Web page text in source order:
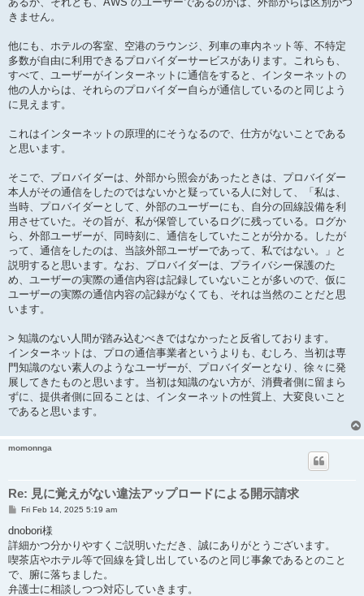
きません。
他にも、ホテルの客室、空港のラウンジ、列車の車内ネット等、不特定
多数が自由に利用できるプロバイダーサービスがあります。これらも、
すべて、ユーザーがインターネットに通信をすると、インターネットの
他の人からは、それらのプロバイダー自らが通信しているのと同じよう
に見えます。
これはインターネットの原理的にそうなるので、仕方がないことである
と思います。
そこで、プロバイダーは、外部から照会があったときは、プロバイダー
本人がその通信をしたのではないかと疑っている人に対して、「私は、
当時、プロバイダーとして、外部のユーザーにも、自分の回線設備を利
用させていた。その旨が、私が保管しているログに残っている。ログか
ら、外部ユーザーが、同時刻に、通信をしていたことが分かる。したが
って、通信をしたのは、当該外部ユーザーであって、私ではない。」と
説明すると思います。なお、プロバイダーは、プライバシー保護のた
め、ユーザーの実際の通信内容は記録していないことが多いので、仮に
ユーザーの実際の通信内容の記録がなくても、それは当然のことだと思
います。
> 知識のない人間が踏み込むべきではなかったと反省しております。
インターネットは、プロの通信事業者というよりも、むしろ、当初は専
門知識のない素人のようなユーザーが、プロバイダーとなり、徐々に発
展してきたものと思います。当初は知識のない方が、消費者側に留まら
ずに、提供者側に回ることは、インターネットの性質上、大変良いこと
であると思います。
momonnga
Re: 見に覚えがない違法アップロードによる開示請求
P
s
Fri Feb 14, 2025 5:19 am
dnobori様
詳細かつ分かりやすくご説明いただき、誠にありがとうございます。
喫茶店やホテル等で回線を貸し出しているのと同じ事象であるとのこと
で、腑に落ちました。
弁護士に相談しつつ対応していきます。